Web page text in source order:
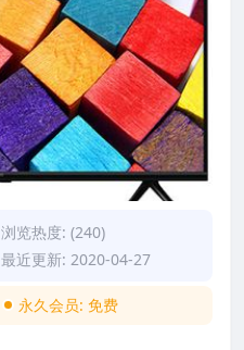
浏览热度: (240)
最近更新: 2020-04-27
永久会员: 免费